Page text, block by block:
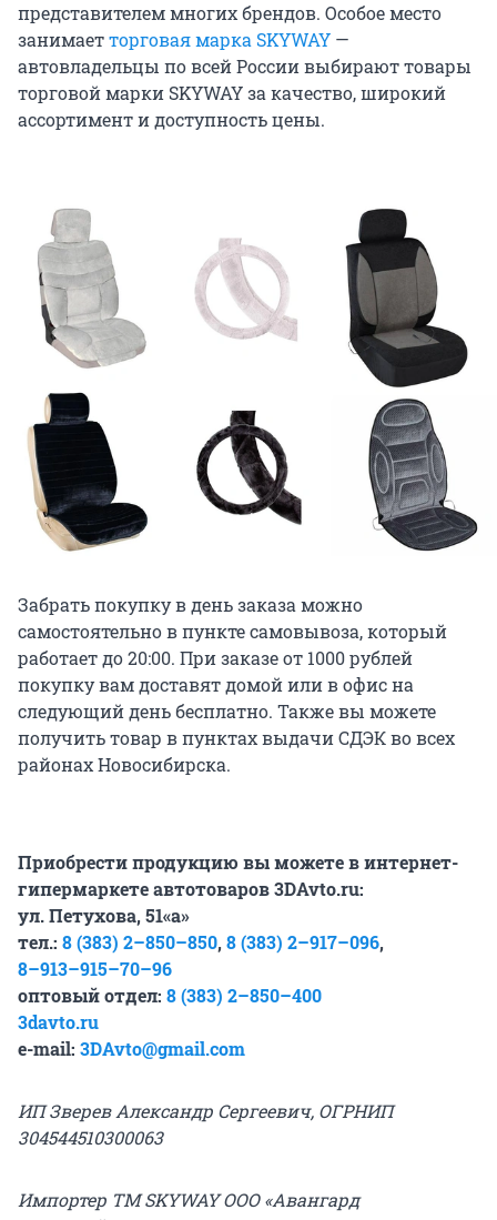
представителем многих брендов. Особое место
занимаетторговая марка SKYWAY —
автовладельцы по всей России выбирают товары
торговой марки SKYWAY за качество, широкий
ассортимент и доступность цены.
Забрать покупку в день заказа можно
самостоятельно в пункте самовывоза, который
работает до 20:00. При заказе от 1000 рублей
покупку вам доставят домой или в офис на
следующий день бесплатно. Также вы можете
получить товар в пунктах выдачи СДЭК во всех
районах Новосибирска.
Приобрести продукцию вы можете в интернет-
гипермаркете автотоваров 3DAvto.ru:
ул. Петухова, 51«а»
тел.: 8 (383) 2–850–850,8 (383) 2–917–096,
8–913–915–70–96
оптовый отдел: 8 (383) 2–850–400
3davto.ru
e-mail: 3DAvto@gmail.com
ИП Зверев Александр Сергеевич, ОГРНИП
304544510300063
Импортер ТМ SKYWAY ООО «Авангард